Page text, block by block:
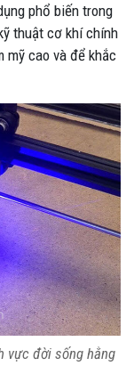
phổ biến trong
thuật cơ khí chính
mỹ cao và để khắc
vực đời sống hằng